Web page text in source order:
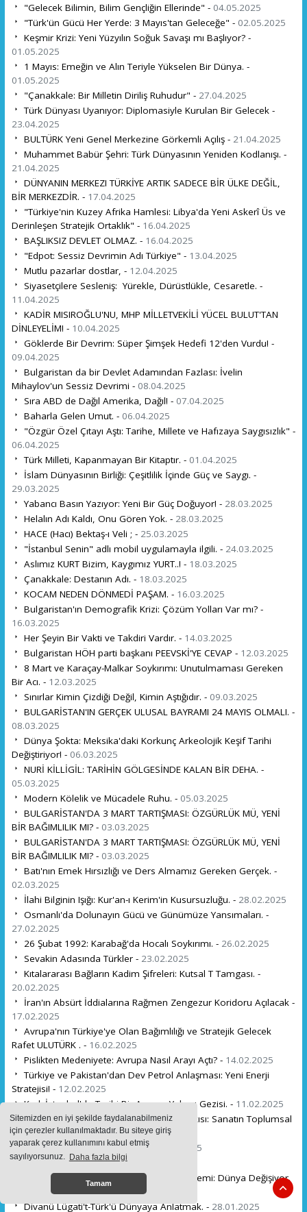
Sitemizden en iyi şekilde faydalanabilmeniz
için çerezler kullanılmaktadır. Bu siteye giriş
yaparak çerez kullanımını kabul etmiş
sayılıyorsunuz. Daha fazla bilgi
Tamam
"Gelecek Bilimin, Bilim Gençliğin Ellerinde" - 04.05.2025
"Türk'ün Gücü Her Yerde: 3 Mayıs'tan Geleceğe" - 02.05.2025
Keşmir Krizi: Yeni Yüzyılın Soğuk Savaşı mı Başlıyor? -
01.05.2025
1 Mayıs: Emeğin ve Alın Teriyle Yükselen Bir Dünya. -
01.05.2025
"Çanakkale: Bir Milletin Diriliş Ruhudur" - 27.04.2025
Türk Dünyası Uyanıyor: Diplomasiyle Kurulan Bir Gelecek -
23.04.2025
BULTÜRK Yeni Genel Merkezine Görkemli Açılış - 21.04.2025
Muhammet Babür Şehri: Türk Dünyasının Yeniden Kodlanışı. -
21.04.2025
DÜNYANIN MERKEZI TÜRKİYE ARTIK SADECE BİR ÜLKE DEĞİL,
BİR MERKEZDİR. - 17.04.2025
"Türkiye'nin Kuzey Afrika Hamlesi: Libya'da Yeni Askerî Üs ve
Derinleşen Stratejik Ortaklık" - 16.04.2025
BAŞLIKSIZ DEVLET OLMAZ. - 16.04.2025
"Edpot: Sessiz Devrimin Adı Türkiye" - 13.04.2025
Mutlu pazarlar dostlar, - 12.04.2025
Siyasetçilere Sesleniş: Yürekle, Dürüstlükle, Cesaretle. -
11.04.2025
KADİR MISIROĞLU'NU, MHP MİLLETVEKİLİ YÜCEL BULUT'TAN
DİNLEYELİM! - 10.04.2025
Göklerde Bir Devrim: Süper Şimşek Hedefi 12'den Vurdu! -
09.04.2025
Bulgaristan da bir Devlet Adamından Fazlası: İvelin
Mihaylov'un Sessiz Devrimi - 08.04.2025
Sıra ABD de Dağıl Amerika, Dağıl! - 07.04.2025
Baharla Gelen Umut. - 06.04.2025
"Özgür Özel Çıtayı Aştı: Tarihe, Millete ve Hafızaya Saygısızlık" -
06.04.2025
Türk Milleti, Kapanmayan Bir Kitaptır. - 01.04.2025
İslam Dünyasının Birliği: Çeşitlilik İçinde Güç ve Saygı. -
29.03.2025
Yabancı Basın Yazıyor: Yeni Bir Güç Doğuyor! - 28.03.2025
Helalın Adı Kaldı, Onu Gören Yok. - 28.03.2025
HACE (Hacı) Bektaş-ı Veli ; - 25.03.2025
"İstanbul Senin" adlı mobil uygulamayla ilgili. - 24.03.2025
Aslımız KURT Bizim, Kaygımız YURT..! - 18.03.2025
Çanakkale: Destanın Adı. - 18.03.2025
KOCAM NEDEN DÖNMEDİ PAŞAM. - 16.03.2025
Bulgaristan'ın Demografik Krizi: Çözüm Yolları Var mı? -
16.03.2025
Her Şeyin Bir Vakti ve Takdiri Vardır. - 14.03.2025
Bulgaristan HÖH parti başkanı PEEVSKİ'YE CEVAP - 12.03.2025
8 Mart ve Karaçay-Malkar Soykırımı: Unutulmaması Gereken
Bir Acı. - 12.03.2025
Sınırlar Kimin Çizdiği Değil, Kimin Aştığıdır. - 09.03.2025
BULGARİSTAN'IN GERÇEK ULUSAL BAYRAMI 24 MAYIS OLMALI. -
08.03.2025
Dünya Şokta: Meksika'daki Korkunç Arkeolojik Keşif Tarihi
Değiştiriyor! - 06.03.2025
NURİ KİLLİGİL: TARİHİN GÖLGESİNDE KALAN BİR DEHA. -
05.03.2025
Modern Kölelik ve Mücadele Ruhu. - 05.03.2025
BULGARİSTAN'DA 3 MART TARTIŞMASI: ÖZGÜRLÜK MÜ, YENİ
BİR BAĞIMLILIK MI? - 03.03.2025
BULGARİSTAN'DA 3 MART TARTIŞMASI: ÖZGÜRLÜK MÜ, YENİ
BİR BAĞIMLILIK MI? - 03.03.2025
Batı'nın Emek Hırsızlığı ve Ders Almamız Gereken Gerçek. -
02.03.2025
İlahi Bilginin Işığı: Kur'an-ı Kerim'in Kusursuzluğu. - 28.02.2025
Osmanlı'da Dolunayın Gücü ve Günümüze Yansımaları. -
27.02.2025
26 Şubat 1992: Karabağ'da Hocalı Soykırımı. - 26.02.2025
Sevakin Adasında Türkler - 23.02.2025
Kıtalararası Bağların Kadim Şifreleri: Kutsal T Tamgası. -
20.02.2025
İran'ın Absürt İddialarına Rağmen Zengezur Koridoru Açılacak -
17.02.2025
Avrupa'nın Türkiye'ye Olan Bağımlılığı ve Stratejik Gelecek
Rafet ULUTÜRK . - 16.02.2025
Pislikten Medeniyete: Avrupa Nasıl Arayı Açtı? - 14.02.2025
Türkiye ve Pakistan'dan Dev Petrol Anlaşması: Yeni Enerji
Stratejisi! - 12.02.2025
Karlı İstanbul'da Tarihi Bir Avrupa Yakası Gezisi. - 11.02.2025
Zeki Müren'in Çanakkale Abidesi'ne Katkısı: Sanatın Toplumsal
Sorumluluğu. -11.02.2025
Bugün günlerden 10 ŞUBAT -
09.02.2025
İyiliğin Coğrafyası: -06.02.2025
Trump'ın İfşaları ve Türkiye'nin Yeni Dönemi: Dünya Değişiyor.
30.01.2025
Divanü Lügati't-Türk'ü Dünyaya Anlatmak. - 28.01.2025